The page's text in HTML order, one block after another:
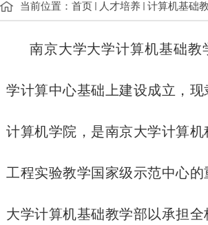
当前位置： 首页 人才培养 计算机基础
南京大学大学计算机基础教
学计算中心基础上建设成立，现
计算机学院，是南京大学计算
工程实验教学国家级示范中心的
大学计算机基础教学部以承担